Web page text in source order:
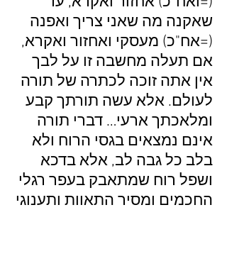
שאקנה מה שאני צריך ואפנה
(=אח"כ) מעסקי ואחזור ואקרא,
אם תעלה מחשבה זו על לבך
אין אתה זוכה לכתרה של תורה
לעולם. אלא עשה תורתך קבע
ומלאכתך ארעי… דברי תורה
אינם נמצאים בגסי הרוח ולא
בלב כל גבה לב, אלא בדכא
ושפל רוח שמתאבק בעפר רגלי
החכמים ומסיר התאוות ותענוגי